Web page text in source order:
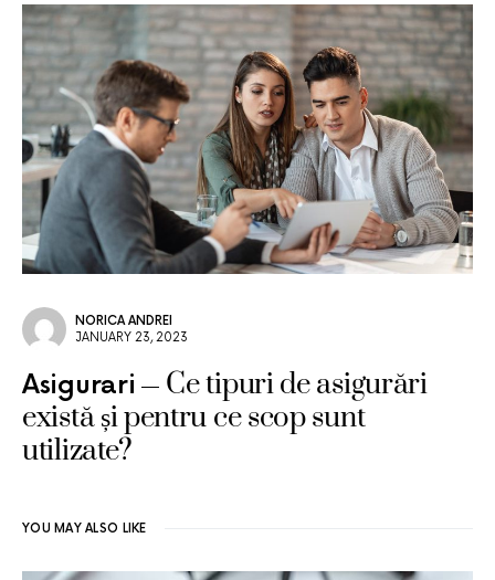
NORICA ANDREI
JANUARY 23, 2023
Asigurari
Ce tipuri de asigurări
există și pentru ce scop sunt
utilizate?
YOU MAY ALSO LIKE